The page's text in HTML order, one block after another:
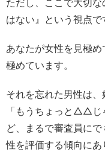
ただし、ここで大切
はない』という視点で
あなたが女性を見極
極めています。
それを忘れた男性は
「もうちょっと△△じ
ど、まるで審査員に
性を評価する傾向にあ